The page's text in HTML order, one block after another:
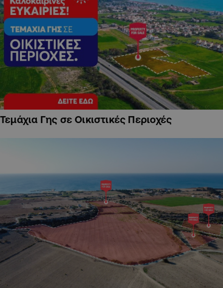
Τεμάχια Γης σε Οικιστικές Περιοχές